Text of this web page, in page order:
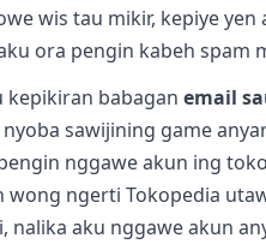
wis tau mikir, kepiye
ora pengin kabeh spam
kepikiran babagan email
sawijining game
nggawe akun ing
wong ngerti Tokopedia
nalika aku nggawe akun